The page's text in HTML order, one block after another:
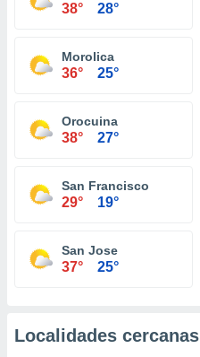
38° 28°
Morolica
36° 25°
Orocuina
38° 27°
San Francisco
29° 19°
San Jose
37° 25°
Localidades cercanas